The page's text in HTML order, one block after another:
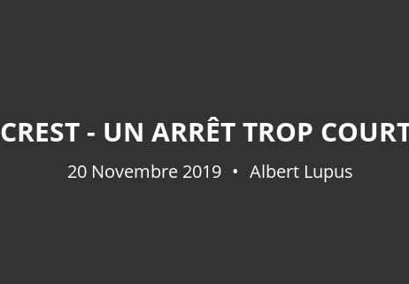
CREST - UN ARRÊT TROP
20 Novembre 2019 Albert Lupus